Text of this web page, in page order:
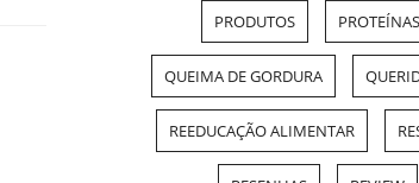
PRODUTOS PROTEÍNAS
QUEIMA DE GORDURA
REEDUCAÇÃO ALIMENTAR